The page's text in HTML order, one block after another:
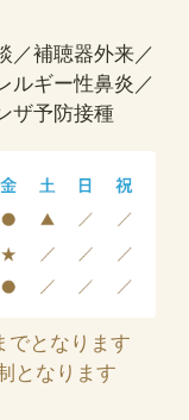
／補聴器外来／
ルギー性鼻炎／
ザ予防接種
となります
となります